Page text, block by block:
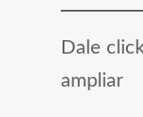
Dale
ampliar